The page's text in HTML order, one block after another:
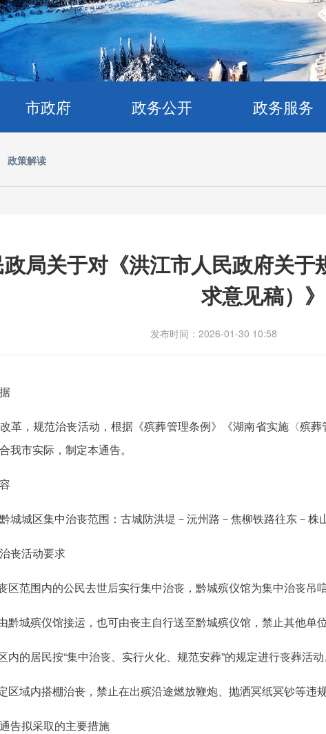
市政府 政务公开 政务服务
政策解读
局关于对《洪江市人民政府关
求意见稿）
发布时间：2026-01-30 10:58
革，规范治丧活动，根据《殡葬管理条例》《湖南省实施〈殡
我市实际，制定本通告。
黔城城区集中治丧范围：古城防洪堤－沅州路－焦柳铁路往东－
丧活动要求
区范围内的公民去世后实行集中治丧，黔城殡仪馆为集中治丧吊唁
黔城殡仪馆接运，也可由丧主自行送至黔城殡仪馆，禁止其他单
内的居民按“集中治丧、实行火化、规范安葬”的规定进行丧葬活动
区域内搭棚治丧，禁止在出殡沿途燃放鞭炮、抛洒冥纸冥钞等违规
告拟采取的主要措施